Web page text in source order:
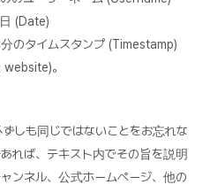
(Date)
のタイムスタンプ (Timestamp)
。
しも同じではないことをお忘れな
れば、テキスト内でその旨を説明
ンネル、公式ホームページ、他の